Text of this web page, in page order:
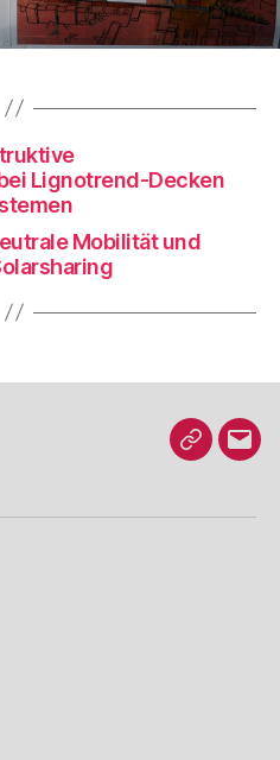
Lignotrend-Decken
Mobilität und
Xing E-